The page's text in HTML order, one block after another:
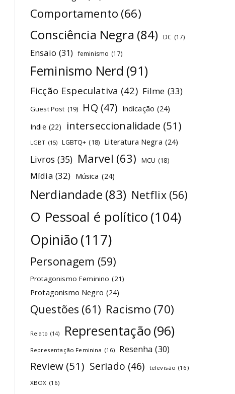
Comportamento (66)
Consciência Negra (84) DC (17)
Ensaio (31) feminismo (17)
Feminismo Nerd (91)
Ficção Especulativa (42) Filme (33)
Guest Post (19) HQ (47) Indicação (24)
Indie (22) interseccionalidade (51)
LGBT (15) LGBTQ+ (18) Literatura Negra (24)
Livros (35) Marvel (63) MCU (18)
Mídia (32) Música (24)
Nerdiandade (83) Netflix (56)
O Pessoal é político(104)
Opinião(117)
Personagem (59)
Protagonismo Feminino (21)
Protagonismo Negro (24)
Questões (61) Racismo (70)
Relato (14) Representação (96)
Representação Feminina (16) Resenha (30)
Review (51) Seriado (46) televisão (16)
XBOX (16)